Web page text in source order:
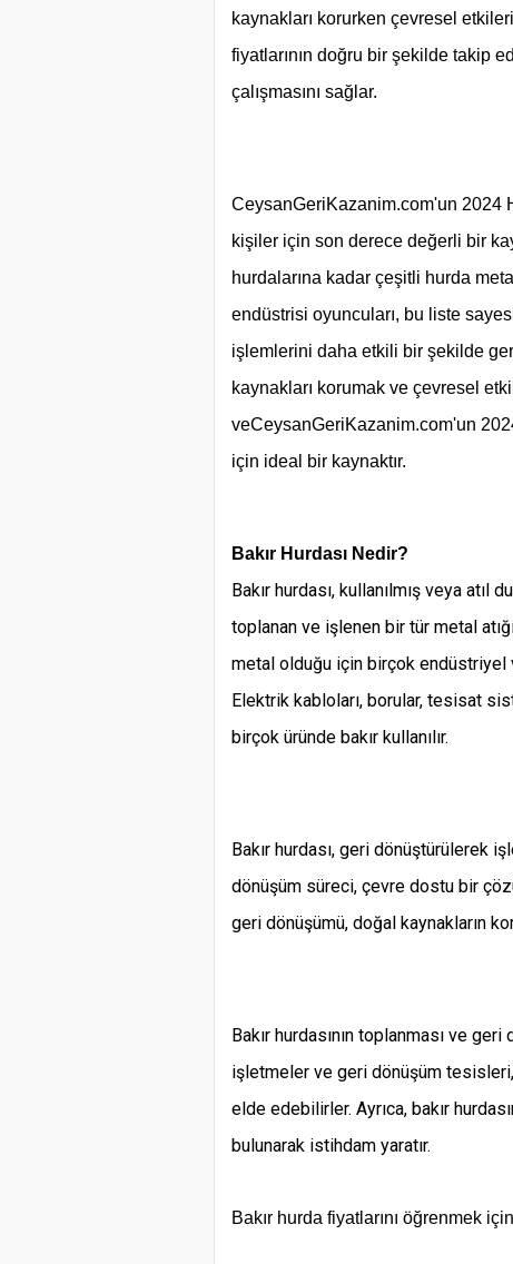
kaynakları korurken çevresel
fiyatlarının doğru bir şekilde takip
çalışmasını sağlar.
CeysanGeriKazanim.com'un 2024
kişiler için son derece değerli bir
hurdalarına kadar çeşitli hurda
endüstrisi oyuncuları, bu liste
işlemlerini daha etkili bir şekilde
kaynakları korumak ve çevresel
veCeysanGeriKazanim.com'un
için ideal bir kaynaktır.
Bakır Hurdası Nedir?
Bakır hurdası, kullanılmış veya
toplanan ve işlenen bir tür metal
metal olduğu için birçok endüstriyel
Elektrik kabloları, borular, tesisat
birçok üründe bakır kullanılır.
Bakır hurdası, geri dönüştürülerek
dönüşüm süreci, çevre dostu bir
geri dönüşümü, doğal kaynakların
Bakır hurdasının toplanması ve
işletmeler ve geri dönüşüm tesisleri,
elde edebilirler. Ayrıca, bakır
bulunarak istihdam yaratır.
Bakır hurda fiyatlarını öğrenmek için